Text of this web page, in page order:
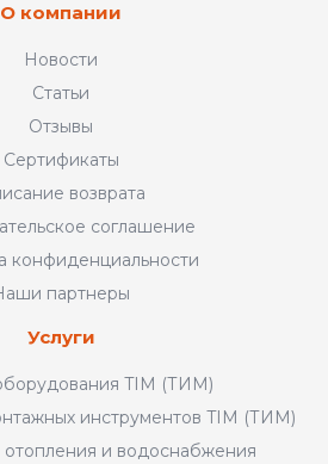
О компании
Новости
Статьи
Отзывы
Сертификаты
возврата
соглашение
конфиденциальности
партнеры
Услуги
TIM (ТИМ)
инструментов TIM (ТИМ)
и водоснабжения